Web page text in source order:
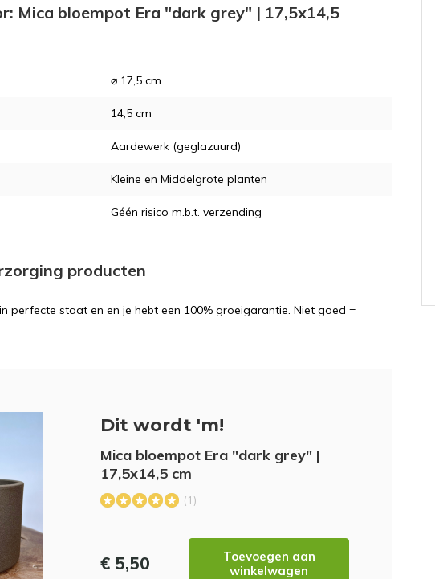
Mica bloempot Era "dark grey" | 17,5x14,5
⌀ 17,5 cm
14,5 cm
Aardewerk (geglazuurd)
Kleine en Middelgrote planten
Géén risico m.b.t. verzending
producten
perfecte staat en en je hebt een 100% groeigarantie. Niet goed =
Dit wordt 'm!
Mica bloempot Era "dark grey" |
17,5x14,5 cm
(1)
€ 5,50
Toevoegen aan
winkelwagen